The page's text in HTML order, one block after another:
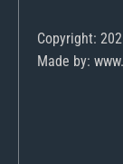
Copyright:
Made by: